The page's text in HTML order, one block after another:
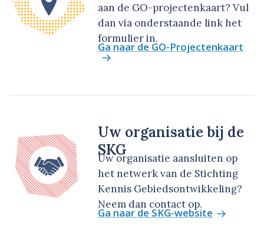
aan de GO-projectenkaart? Vul
dan via onderstaande link het
formulier in.
Ga naar de GO-Projectenkaart
Uw organisatie bij de
SKG
Uw organisatie aansluiten op
het netwerk van de Stichting
Kennis Gebiedsontwikkeling?
Neem dan contact op.
Ga naar de SKG-website